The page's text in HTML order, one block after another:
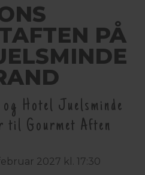
PÅ
Hotel Juelsminde
til Gourmet Aften
2027 kl. 17:30